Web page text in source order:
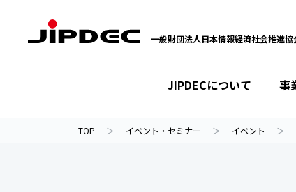
一般財団法人日本情報経済社会推進協
JIPDECについて 事
TOP イベント・セミナー イベント